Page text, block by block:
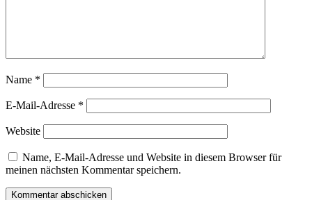
Name *
E-Mail-Adresse *
Website
Name, E-Mail-Adresse und Website in diesem Browser für
meinen nächsten Kommentar speichern.